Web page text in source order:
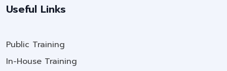
Useful Links
Public Training
In-House Training